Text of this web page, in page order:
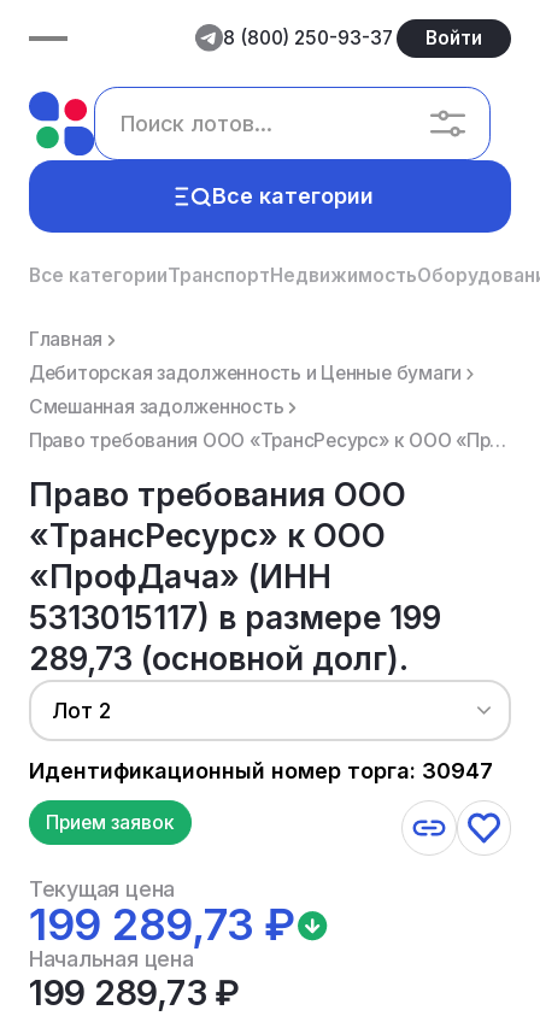
8 (800) 250-93-37 Войти
Все категории
Все категорииТранспортНедвижимость
Главная
Дебиторская задолженность и Ценные бумаги
Смешанная задолженность
Право требования ООО «ТрансРесурс» к ООО «ПрофДача» (ИНН 5313015117) в размере 199 289,73 (основной ...
Право требования ООО
«ТрансРесурс» к ООО
«ПрофДача» (ИНН
5313015117) в размере 199
289,73 (основной долг).
Лот 2
Идентификационный номер торга: 30947
Прием заявок
Текущая цена
199 289,73 ₽
Начальная цена
199 289,73 ₽